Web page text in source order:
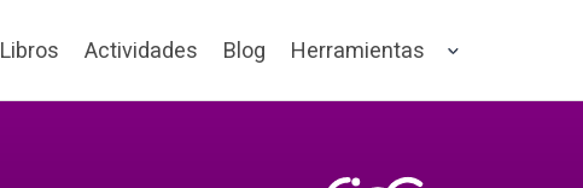
Libros Actividades Blog Herramientas